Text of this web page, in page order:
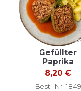
Gefüllter
Paprika
8,20 €
Best.-Nr: 1849